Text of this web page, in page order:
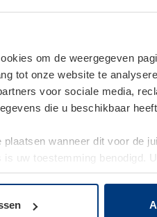
om de weergegeven
tot onze website te
voor sociale media,
die u beschikbaar
wanneer dit voor de
uw toestemming benodigd.
op onze website wijzigen